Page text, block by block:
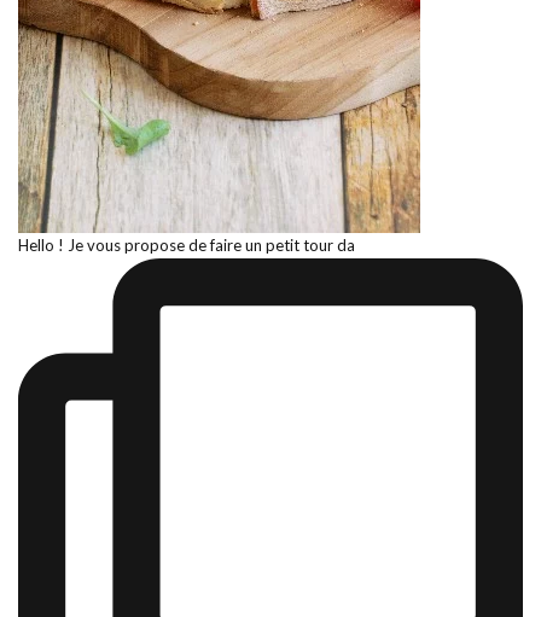
Hello ! Je vous propose de faire un petit tour da